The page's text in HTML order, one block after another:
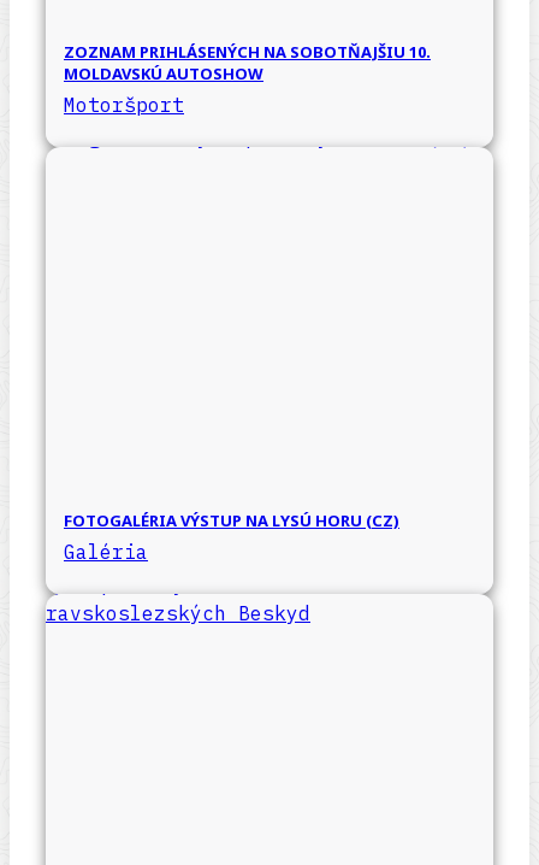
ZOZNAM PRIHLÁSENÝCH NA SOBOTŇAJŠIU 10.
MOLDAVSKÚ AUTOSHOW
Motoršport
FOTOGALÉRIA VÝSTUP NA LYSÚ HORU (CZ)
Galéria